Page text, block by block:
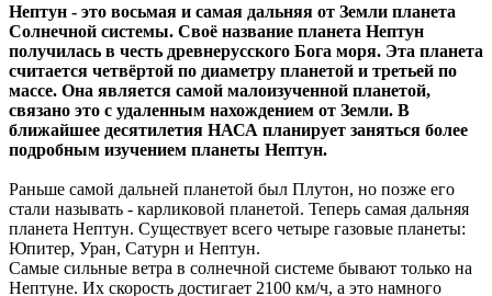
Нептун - это восьмая и самая дальняя от Земли планета
Солнечной системы. Своё название планета Нептун
получилась в честь древнерусского Бога моря. Эта планета
считается четвёртой по диаметру планетой и третьей по
массе. Она является самой малоизученной планетой,
связано это с удаленным нахождением от Земли. В
ближайшее десятилетия НАСА планирует заняться более
подробным изучением планеты Нептун.
Раньше самой дальней планетой был Плутон, но позже его
стали называть - карликовой планетой. Теперь самая дальняя
планета Нептун. Существует всего четыре газовые планеты:
Юпитер, Уран, Сатурн и Нептун.
Самые сильные ветра в солнечной системе бывают только на
Нептуне. Их скорость достигает 2100 км/ч, а это намного